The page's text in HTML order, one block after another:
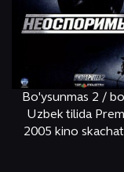
Bo'ysunmas 2 /
Uzbek tilida
2005 kino